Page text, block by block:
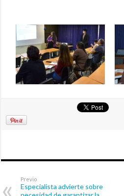
Previo
Especialista advierte sobre